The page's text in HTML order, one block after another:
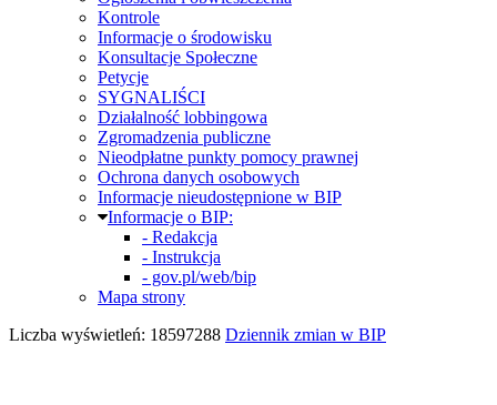
Kontrole
Informacje o środowisku
Konsultacje Społeczne
Petycje
SYGNALIŚCI
Działalność lobbingowa
Zgromadzenia publiczne
Nieodpłatne punkty pomocy prawnej
Ochrona danych osobowych
Informacje nieudostępnione w BIP
Informacje o BIP:
- Redakcja
- Instrukcja
- gov.pl/web/bip
Mapa strony
Liczba wyświetleń: 18597288 Dziennik zmian w BIP